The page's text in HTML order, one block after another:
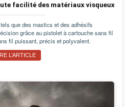
facilité des matériaux visqueux
que des mastics et des adhésifs
grâce au pistolet à cartouche sans fil
fil puissant, précis et polyvalent.
L’ARTICLE